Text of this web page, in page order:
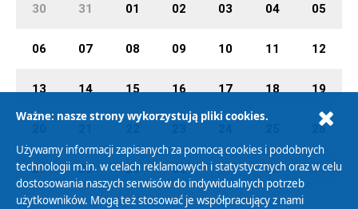
30 31 01 02 03 04 05
06 07 08 09 10 11 12
13 14 15 16 17 18 19
26
27 28 29 30 01 02 03
Ważne: nasze strony wykorzystują pliki cookies.
Używamy informacji zapisanych za pomocą cookies i podobnych
technologii m.in. w celach reklamowych i statystycznych oraz w celu
dostosowania naszych serwisów do indywidualnych potrzeb
użytkowników. Mogą też stosować je współpracujący z nami